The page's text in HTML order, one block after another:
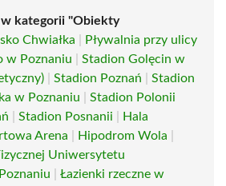
w kategorii "Obiekty
Chwiałka
Pływalnia przy ulicy
w Poznaniu
Stadion Golęcin w
Stadion Poznań
Stadion
w Poznaniu
Stadion Polonii
Stadion Posnanii
Hala
Arena
Hipodrom Wola
Uniwersytetu
Łazienki rzeczne w